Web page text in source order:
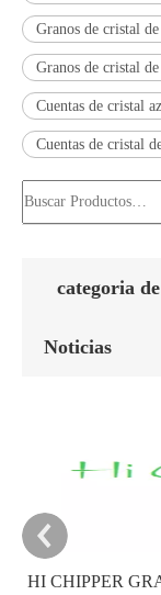
Granos de cristal
Granos de cristal
Cuentas de cristal
Cuentas de cristal
categoria
Noticias